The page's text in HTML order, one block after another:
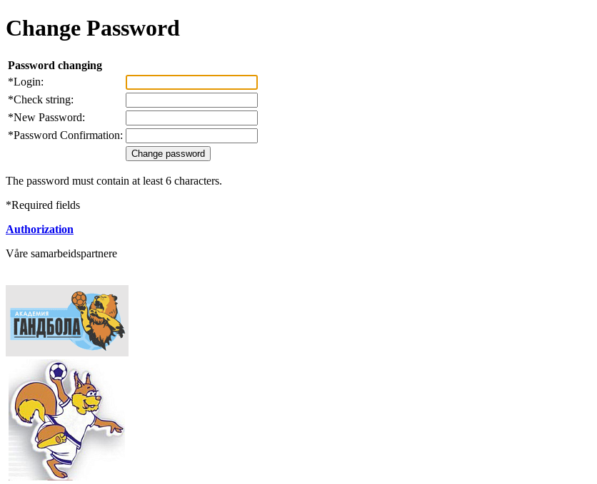
Change Password
Password changing
*Login:
*Check string:
*New Password:
*Password Confirmation:
The password must contain at least 6 characters.
*Required fields
Authorization
Våre samarbeidspartnere